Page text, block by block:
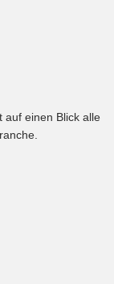
auf einen Blick alle